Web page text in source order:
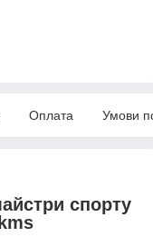
Оплата Умови
спорту